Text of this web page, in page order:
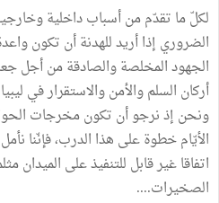
لكلّ ما تقدّم من أسباب داخلية
الضروري إذا أريد للهدنة أن تكون
الجهود المخلصة والصادقة من أجل
أركان السلم والأمن والاستقرار في
ونحن إذ نرجو أن تكون مخرجات
الأيّام خطوة على هذا الدرب، فإنّنا
اتفاقا غير قابل للتنفيذ على الميدان
الصخيرات....